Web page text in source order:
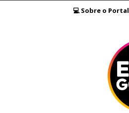
💻 Sobre o Portal